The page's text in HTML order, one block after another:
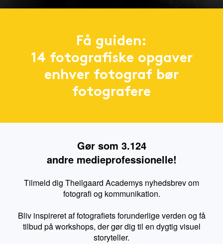
Få guiden:
14 fotografiske opgaver
enhver fotograf bør
fotografere
Gør som 3.124
andremedieprofessionelle!
Tilmeld dig Theilgaard Academys nyhedsbrev om
fotografi og kommunikation.
Bliv inspireret af fotografiets forunderlige verden og få
tilbud på workshops, der gør dig til en dygtig visuel
storyteller.